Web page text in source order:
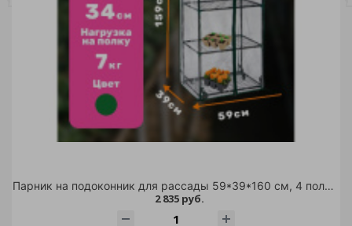
Парник на подоконник для рассады 59*39*160 см, 4 полки с чехлом, зеленый /
2 835 руб.